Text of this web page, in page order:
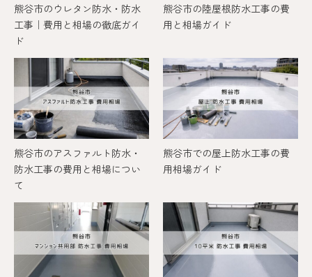
熊谷市のウレタン防水・防水
工事｜費用と相場の徹底ガイ
ド
熊谷市の陸屋根防水工事の費
用と相場ガイド
熊谷市のアスファルト防水・
防水工事の費用と相場につい
て
熊谷市での屋上防水工事の費
用相場ガイド